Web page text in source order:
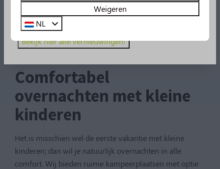
Comfortabel
overnachten met kleine
kinderen
Het is misschien wel de eerste vakantie met kleine
kinderen; dan wil je natuurlijk overnachten in alle
comfort. Wij bieden ruime kampeerplaatsen met optie
Daarnaast beleef je uren speelplezier in de nieuwe
pannakooi en op onze gloednieuwe padelbaan!
Bekijk hier alle vernieuwingen!
Weigeren
NL